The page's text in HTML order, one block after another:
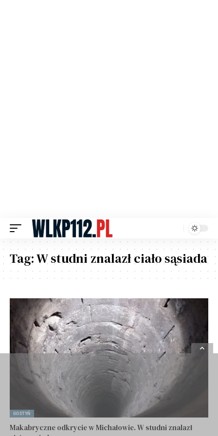
Tag:W studni znalazł ciało sąsiada
GOSTYŃ
Makabryczne odkrycie w Michałowie. W studni znalazł